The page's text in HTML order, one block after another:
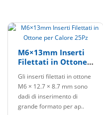
M6×13mm Inserti
Filettati in Ottone
Gli inserti filettati in ottone
M6 × 12.7 × 8.7 mm sono
dadi di inserimento di
grande formato per ap..